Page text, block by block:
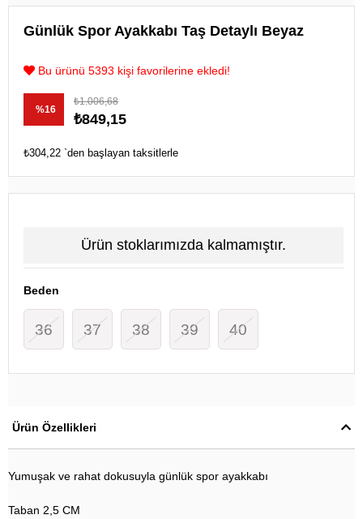
Günlük Spor Ayakkabı Taş Detaylı Beyaz
Bu ürünü 5393 kişi favorilerine ekledi!
%16
İndirim
₺1.006,68
₺849,15
₺304,22 `den başlayan taksitlerle
Ürün stoklarımızda kalmamıştır.
Beden
36 37 38 39 40
Ürün Özellikleri
Yumuşak ve rahat dokusuyla günlük spor ayakkabı
Taban 2,5 CM